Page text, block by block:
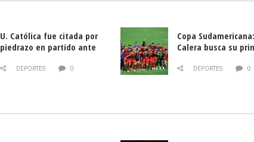
U. Católica fue citada por
piedrazo en partido ante
DEPORTES 0
Copa
Calera busca su
DEPORTES 0